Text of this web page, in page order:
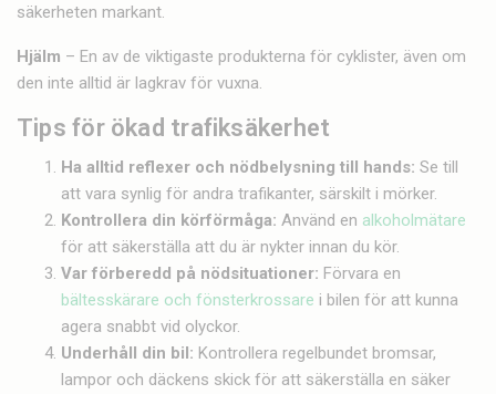
säkerheten markant.
Hjälm – En av de viktigaste produkterna för cyklister, även om
den inte alltid är lagkrav för vuxna.
Tips för ökad trafiksäkerhet
Ha alltid reflexer och nödbelysning till hands: Se till
att vara synlig för andra trafikanter, särskilt i mörker.
Kontrollera din körförmåga: Använd en alkoholmätare
för att säkerställa att du är nykter innan du kör.
Var förberedd på nödsituationer: Förvara en
bältesskärare och fönsterkrossare i bilen för att kunna
agera snabbt vid olyckor.
Underhåll din bil: Kontrollera regelbundet bromsar,
lampor och däckens skick för att säkerställa en säker